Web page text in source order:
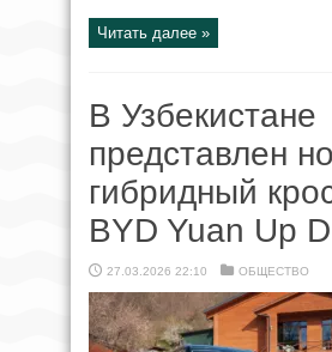
Читать далее »
В Узбекистане
представлен
гибридный
BYD Yuan Up
27.03.2026 22:10 ОБЩЕСТВО